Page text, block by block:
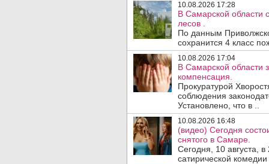
10.08.2026 17:28
В Самарской области
лесов .
По данным
сохранится 4 класс
10.08.2026 17:04
В Самарской области
компенсация.
Прокуратурой
соблюдения
Установлено, что в ..
10.08.2026 16:48
(видео) Сегодня
снятого в Самаре.
Сегодня, 10 августа,
сатирической